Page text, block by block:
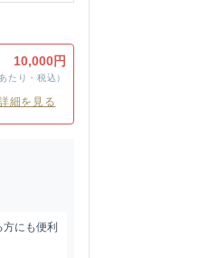
10,000円
たり・税込）
細を見る
にも便利